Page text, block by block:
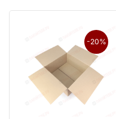
-20%